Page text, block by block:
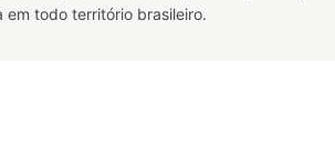
em todo território brasileiro.